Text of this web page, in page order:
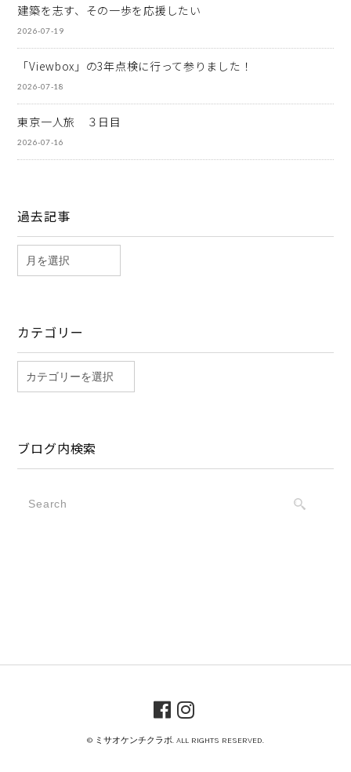
建築を志す、その一歩を応援したい
2026-07-19
「Viewbox」の3年点検に行って参りました！
2026-07-18
東京一人旅 ３日目
2026-07-16
過去記事
カテゴリー
ブログ内検索
© ミサオケンチクラボ. ALL RIGHTS RESERVED.